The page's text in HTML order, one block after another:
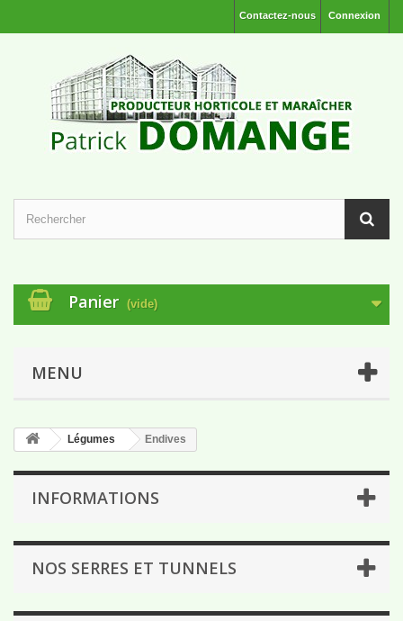
Connexion
Contactez-nous
Panier (vide)
MENU
Légumes Endives
INFORMATIONS
NOS SERRES ET TUNNELS